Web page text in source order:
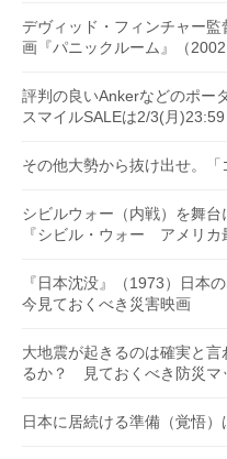
デヴィッド・フィンチャー
画『パニックルーム』（
評判の良いAnkerなどのポー
スマイルSALEは2/3(月
その他大勢から抜け出せ。
シビルウォー（内戦）を舞
『シビル・ウォー アメリカ
『日本沈没』（1973）日本
今見ておくべき災害映画
大地震が起きるのは確実と
るか？ 見ておくべき防災マ
日本に居続ける準備（覚悟）